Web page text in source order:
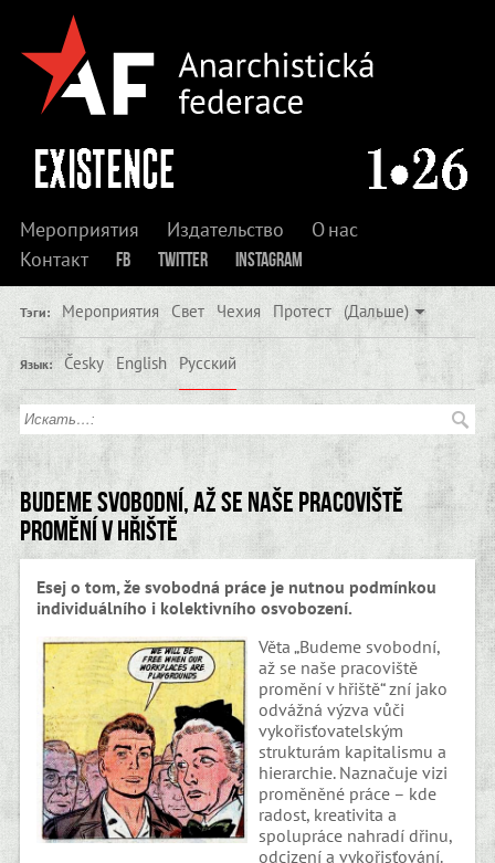
Мероприятия Издательство
О нас
Контакт
FB Twitter Instagram
Тэги: Мероприятия Свет Чехия Протест (Дальше)
Язык: Česky English Русский
Budeme svobodní, až se naše pracoviště
promění v hřiště
Esej o tom, že svobodná práce je nutnou podmínkou
individuálního i kolektivního osvobození.
Věta „Budeme svobodní,
až se naše pracoviště
promění v hřiště“ zní jako
odvážná výzva vůči
vykořisťovatelským
strukturám kapitalismu a
hierarchie. Naznačuje vizi
proměněné práce – kde
radost, kreativita a
spolupráce nahradí dřinu,
odcizení a vykořisťování.